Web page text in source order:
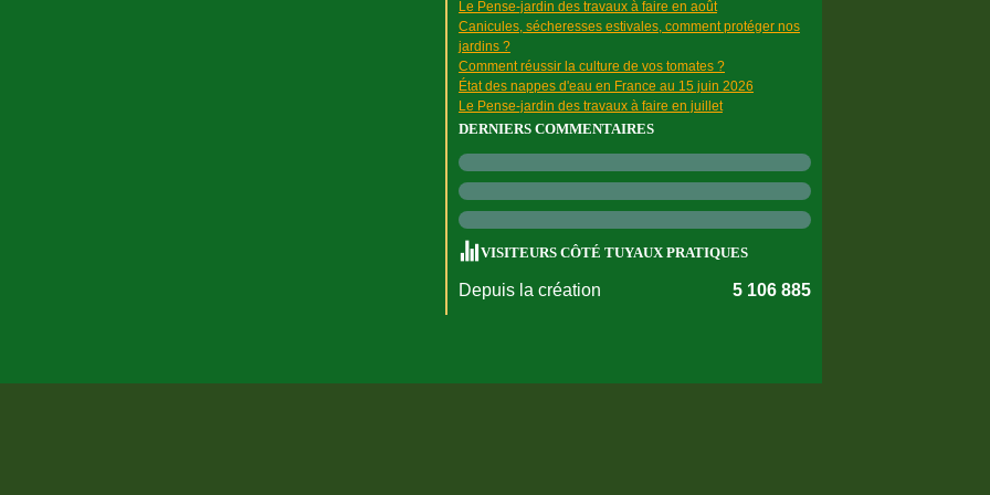
Le Pense-jardin des travaux à faire en août
Canicules, sécheresses estivales, comment protéger nos
jardins ?
Comment réussir la culture de vos tomates ?
État des nappes d'eau en France au 15 juin 2026
Le Pense-jardin des travaux à faire en juillet
DERNIERS COMMENTAIRES
VISITEURS CÔTÉ TUYAUX PRATIQUES
Depuis la création 5 106 885